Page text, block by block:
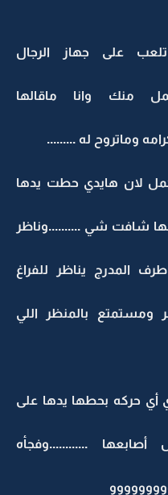
على جهاز الرجال
منك وانا ماقالها
وماتروح له .........
لان هايدي حطت يدها
شافت شي ..........وناظر
المدرج يناظر للفراغ
بالمنظر اللي
حركه بحطها يدها على
............وفجأه